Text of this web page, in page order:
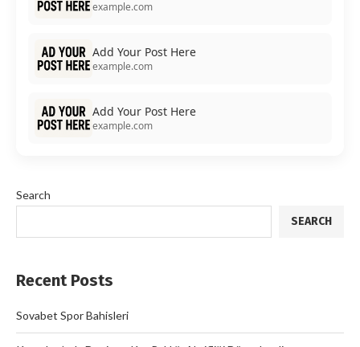
example.com
Add Your Post Here
example.com
Add Your Post Here
example.com
Search
SEARCH
Recent Posts
Sovabet Spor Bahisleri